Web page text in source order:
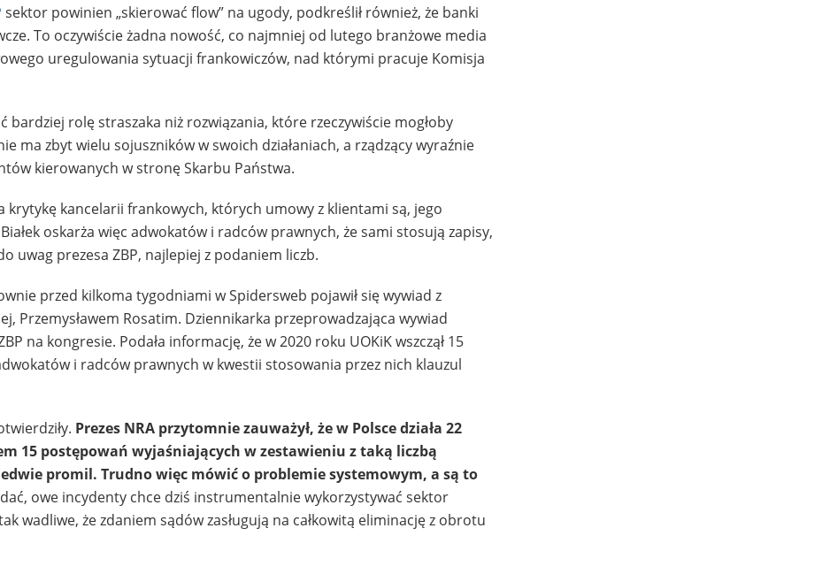
sektor powinien „skierować flow” na ugody, podkreślił również, że banki
To oczywiście żadna nowość, co najmniej od lutego branżowe media
uregulowania sytuacji frankowiczów, nad którymi pracuje Komisja
bardziej rolę straszaka niż rozwiązania, które rzeczywiście mogłoby
ma zbyt wielu sojuszników w swoich działaniach, a rządzący wyraźnie
kierowanych w stronę Skarbu Państwa.
krytykę kancelarii frankowych, których umowy z klientami są, jego
oskarża więc adwokatów i radców prawnych, że sami stosują zapisy,
uwag prezesa ZBP, najlepiej z podaniem liczb.
przed kilkoma tygodniami w Spidersweb pojawił się wywiad z
Przemysławem Rosatim. Dziennikarka przeprowadzająca wywiad
na kongresie. Podała informację, że w 2020 roku UOKiK wszczął 15
i radców prawnych w kwestii stosowania przez nich klauzul
Prezes NRA przytomnie zauważył, że w Polsce działa 22
15 postępowań wyjaśniających w zestawieniu z taką liczbą
promil. Trudno więc mówić o problemie systemowym, a są to
owe incydenty chce dziś instrumentalnie wykorzystywać sektor
wadliwe, że zdaniem sądów zasługują na całkowitą eliminację z obrotu